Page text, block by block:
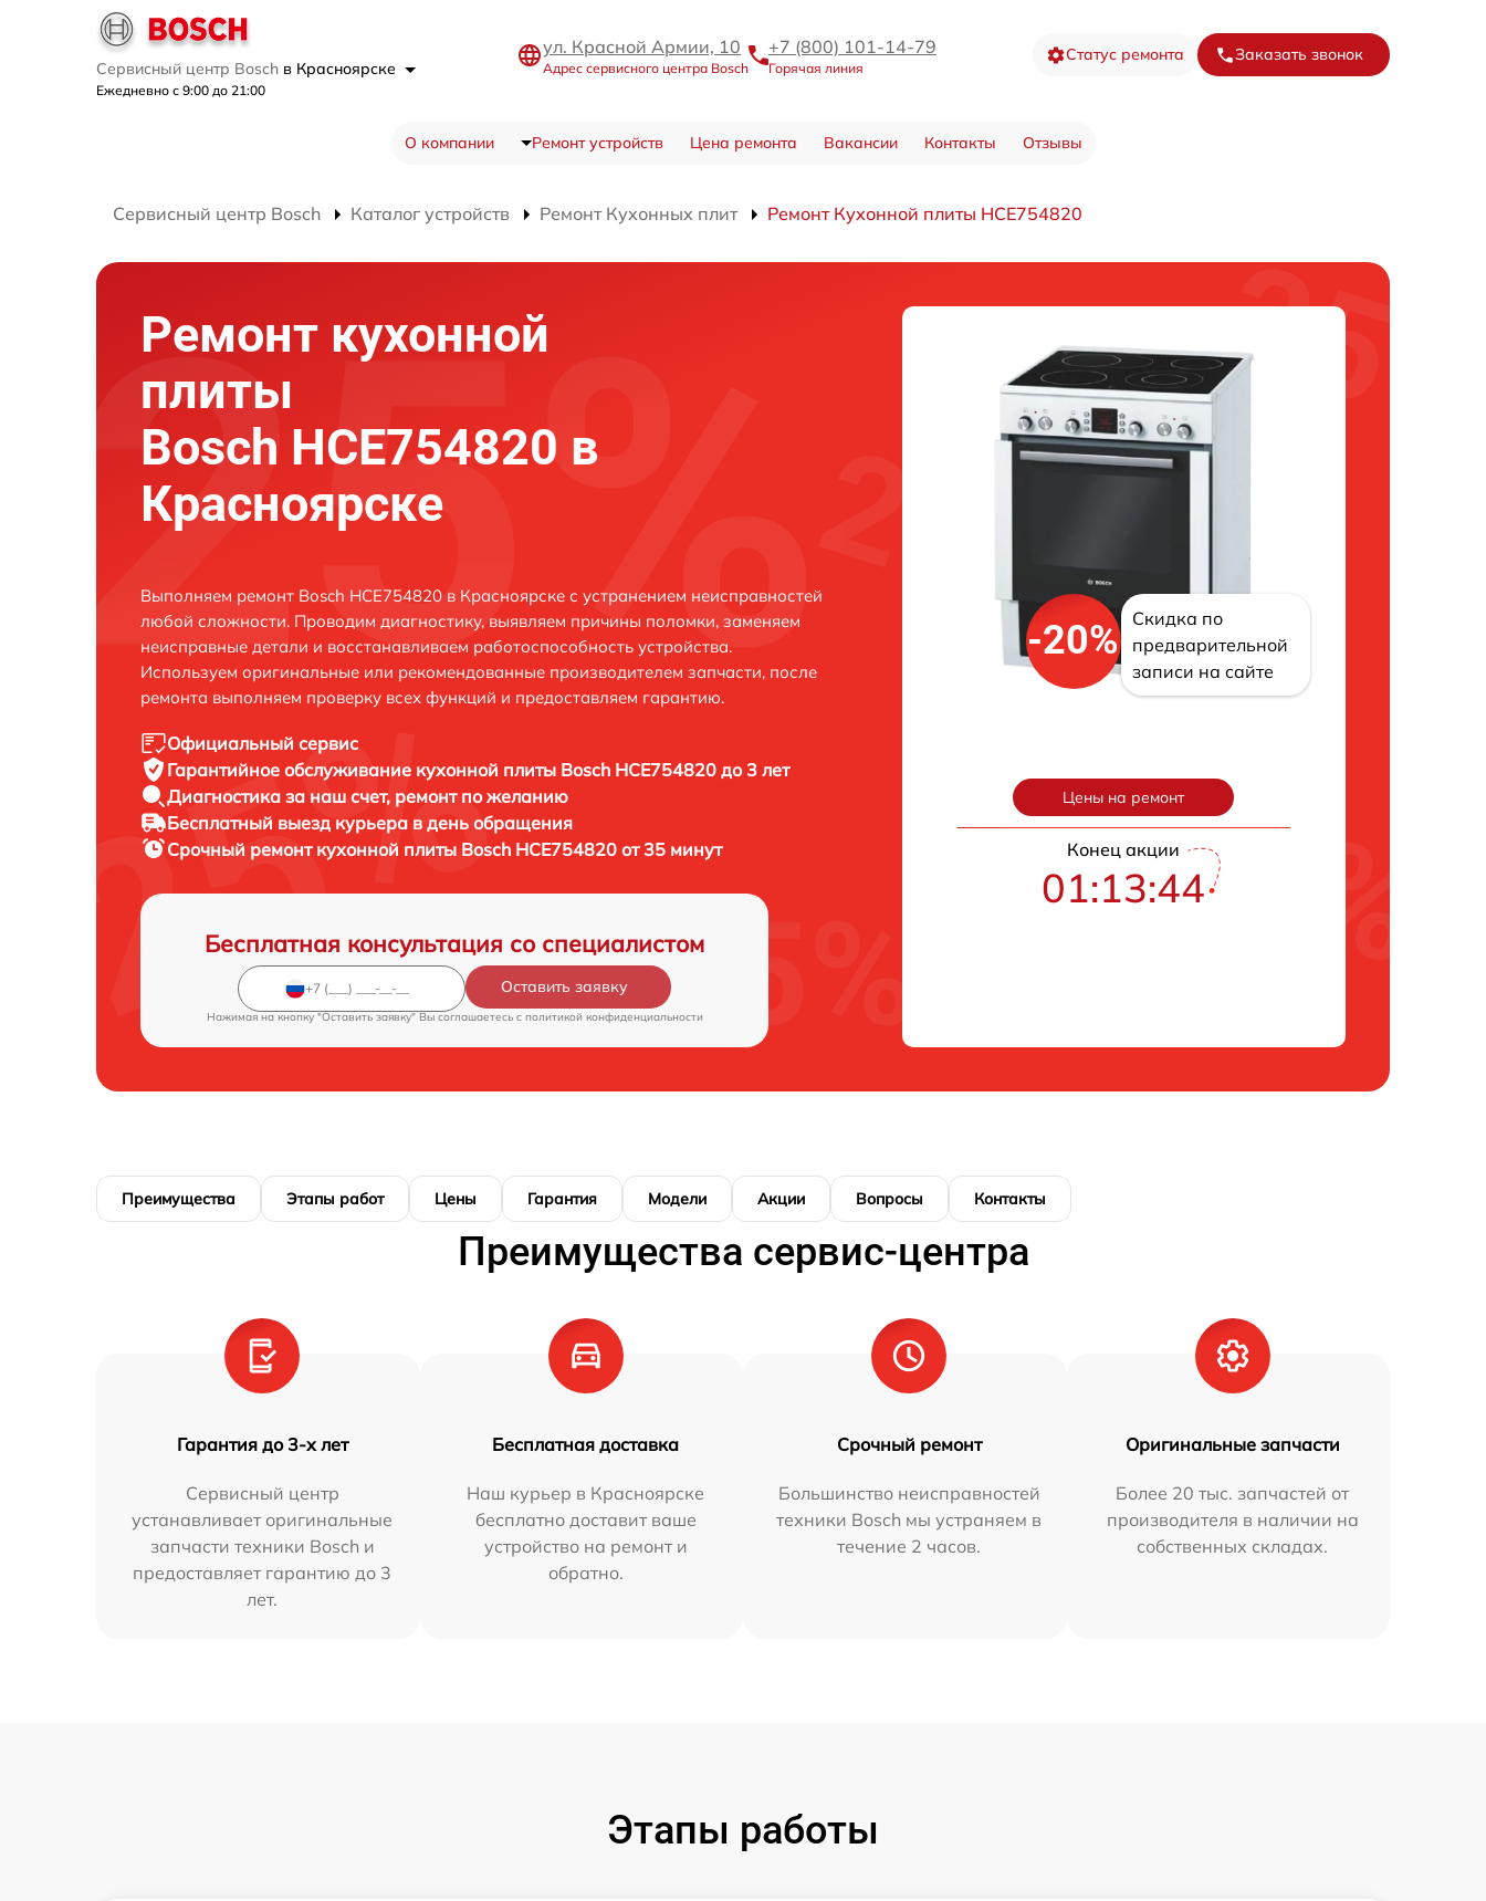
Сервисный центр Bosch в Красноярске
Ежедневно с 9:00 до 21:00
ул. Красной Армии, 10
Адрес сервисного центра Bosch
+7 (800) 101-14-79
Горячая линия
Статус ремонта Заказать звонок
О компании Ремонт устройств Цена ремонта Вакансии Контакты Отзывы
Сервисный центр Bosch Каталог устройств Ремонт Кухонных плит Ремонт Кухонной плиты HCE754820
Ремонт кухонной
плиты
Bosch HCE754820 в
Красноярске
Выполняем ремонт Bosch HCE754820 в Красноярске с устранением неисправностей
любой сложности. Проводим диагностику, выявляем причины поломки, заменяем
неисправные детали и восстанавливаем работоспособность устройства.
Используем оригинальные или рекомендованные производителем запчасти, после
ремонта выполняем проверку всех функций и предоставляем гарантию.
Официальный сервис
Гарантийное обслуживание кухонной плиты Bosch HCE754820 до 3 лет
Диагностика за наш счет, ремонт по желанию
Бесплатный выезд курьера в день обращения
Срочный ремонт кухонной плиты Bosch HCE754820 от 35 минут
Бесплатная консультация со специалистом
Оставить заявку
Нажимая на кнопку "Оставить заявку" Вы соглашаетесь c политикой конфиденциальности
-20%
Скидка по
предварительной
записи на сайте
Цены на ремонт
Конец акции
01:13:43
Преимущества Этапы работ Цены Гарантия Модели Акции Вопросы Контакты
Преимущества сервис-центра
Гарантия до 3-х лет
Сервисный центр
устанавливает оригинальные
запчасти техники Bosch и
предоставляет гарантию до 3
лет.
Бесплатная доставка
Наш курьер в Красноярске
бесплатно доставит ваше
устройство на ремонт и
обратно.
Срочный ремонт
Большинство неисправностей
техники Bosch мы устраняем в
течение 2 часов.
Оригинальные запчасти
Более 20 тыс. запчастей от
производителя в наличии на
собственных складах.
Этапы работы